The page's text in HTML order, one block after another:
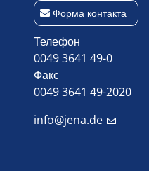
Форма контакта
Телефон
0049 3641 49-0
Факс
0049 3641 49-2020
info@jena.de